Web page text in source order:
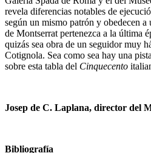
revela diferencias notables de
según un mismo patrón y obedecen
de Montserrat pertenezca a la última
quizás sea obra de un seguidor muy
Cotignola. Sea como sea hay una
sobre esta tabla del Cinquecento
Josep de C. Laplana, director del
Bibliografía